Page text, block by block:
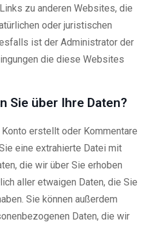
zu anderen Websites, die
oder juristischen
ist der Administrator der
die diese Websites
Sie über Ihre Daten?
erstellt oder Kommentare
eine extrahierte Datei mit
die wir über Sie erhoben
aller etwaigen Daten, die Sie
Sie können außerdem
Daten, die wir